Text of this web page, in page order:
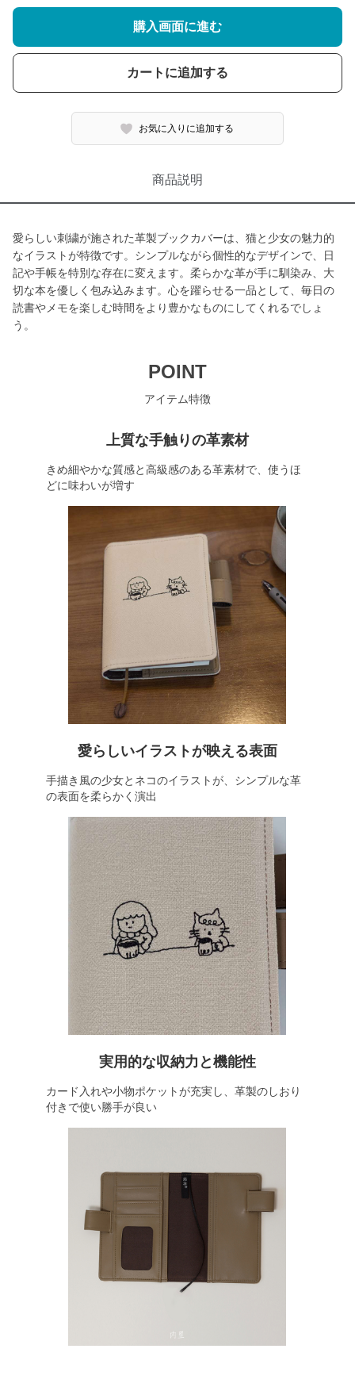
購入画面に進む
カートに追加する
お気に入りに追加する
商品説明
愛らしい刺繍が施された革製ブックカバーは、猫と少女の魅力的
なイラストが特徴です。シンプルながら個性的なデザインで、日
記や手帳を特別な存在に変えます。柔らかな革が手に馴染み、大
切な本を優しく包み込みます。心を躍らせる一品として、毎日の
読書やメモを楽しむ時間をより豊かなものにしてくれるでしょ
う。
POINT
アイテム特徴
上質な手触りの革素材
きめ細やかな質感と高級感のある革素材で、使うほ
どに味わいが増す
愛らしいイラストが映える表面
手描き風の少女とネコのイラストが、シンプルな革
の表面を柔らかく演出
実用的な収納力と機能性
カード入れや小物ポケットが充実し、革製のしおり
付きで使い勝手が良い